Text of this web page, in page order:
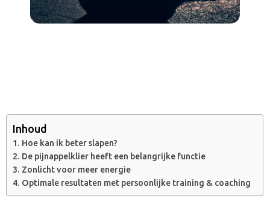
Inhoud
Hoe kan ik beter slapen?
De pijnappelklier heeft een belangrijke functie
Zonlicht voor meer energie
Optimale resultaten met persoonlijke training & coaching